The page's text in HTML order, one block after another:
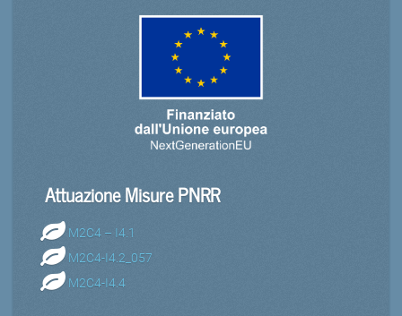
Attuazione Misure PNRR
M2C4 – I4.1
M2C4-I4.2_057
M2C4-I4.4